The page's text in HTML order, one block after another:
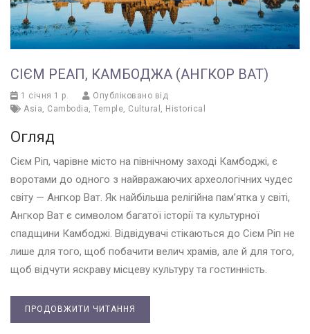
СІЄМ РЕАП, КАМБОДЖА (АНГКОР ВАТ)
1 січня 1 р.
Опубліковано від
Asia
Cambodia Temple Cultural Historical
Огляд
Сієм Ріп, чарівне місто на північному заході Камбоджі, є
воротами до одного з найвражаючих археологічних чудес
світу — Ангкор Ват. Як найбільша релігійна пам’ятка у світі,
Ангкор Ват є символом багатої історії та культурної
спадщини Камбоджі. Відвідувачі стікаються до Сієм Ріп не
лише для того, щоб побачити велич храмів, але й для того,
щоб відчути яскраву місцеву культуру та гостинність.
ПРОДОВЖИТИ ЧИТАННЯ